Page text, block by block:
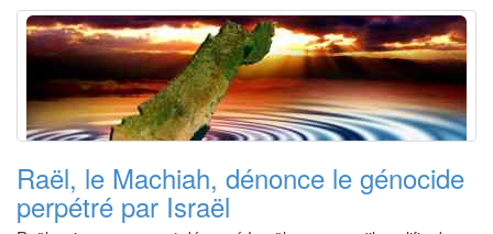
Raël, le Machiah, dénonce le génocide
perpétré par Israël